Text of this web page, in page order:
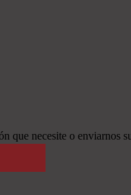
que necesite o enviarnos